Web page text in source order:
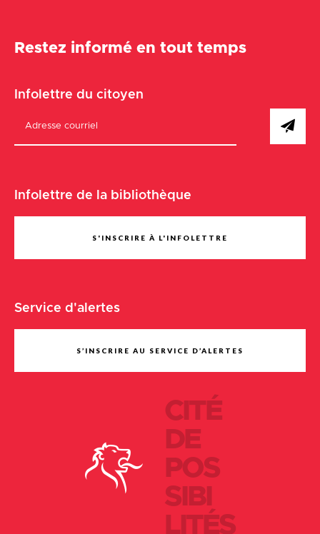
CITÉ
DE
POS
SIBI
LITÉS
Restez informé en tout temps
Infolettre du citoyen
Infolettre de la bibliothèque
S'INSCRIRE À L'INFOLETTRE
Service d'alertes
S’INSCRIRE AU SERVICE D’ALERTES